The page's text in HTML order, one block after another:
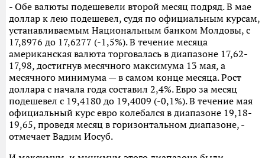
- Обе валюты подешевели второй месяц подряд. В мае
доллар к лею подешевел, судя по официальным курсам,
устанавливаемым Национальным банком Молдовы, с
17,8976 до 17,6277 (-1,5%). В течение месяца
американская валюта торговалась в диапазоне 17,62-
17,98, достигнув месячного максимума 13 мая, а
месячного минимума — в самом конце месяца. Рост
доллара с начала года составил 2,4%. Евро за месяц
подешевел с 19,4180 до 19,4009 (-0,1%). В течение мая
официальный курс евро колебался в диапазоне 19,18-
19,65, проведя месяц в горизонтальном диапазоне, -
отмечает Вадим Иосуб.